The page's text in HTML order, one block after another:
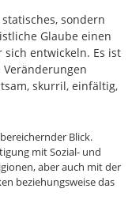
sondern
Glaube einen
entwickeln. Es ist
skurril, einfältig,
Blick.
mit Sozial- und
aber auch mit der
beziehungsweise das